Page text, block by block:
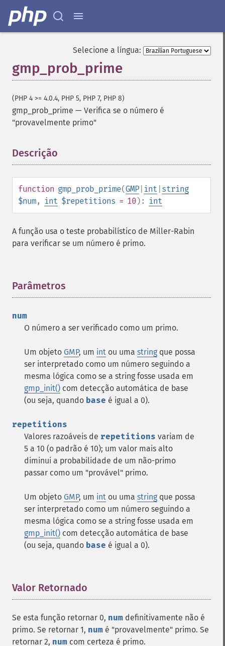
Selecione a língua:
gmp_prob_prime
(PHP 4 >= 4.0.4, PHP 5, PHP 7, PHP 8)
gmp_prob_prime — Verifica se o número é
"provavelmente primo"
Descrição
function gmp_prob_prime(GMP int string
$num, int $repetitions = 10): int
A função usa o teste probabilístico de Miller-Rabin
para verificar se um número é primo.
Parâmetros
num
O número a ser verificado como um primo.
Um objeto GMP, um int ou uma string que possa
ser interpretado como um número seguindo a
mesma lógica como se a string fosse usada em
gmp_init() com detecção automática de base
(ou seja, quando base é igual a 0).
repetitions
Valores razoáveis de repetitions variam de
5 a 10 (o padrão é 10); um valor mais alto
diminui a probabilidade de um não-primo
passar como um "provável" primo.
Um objeto GMP, um int ou uma string que possa
ser interpretado como um número seguindo a
mesma lógica como se a string fosse usada em
gmp_init() com detecção automática de base
(ou seja, quando base é igual a 0).
Valor Retornado
Se esta função retornar 0, num definitivamente não é
primo. Se retornar 1, num é "provavelmente" primo. Se
retornar 2, num com certeza é primo.